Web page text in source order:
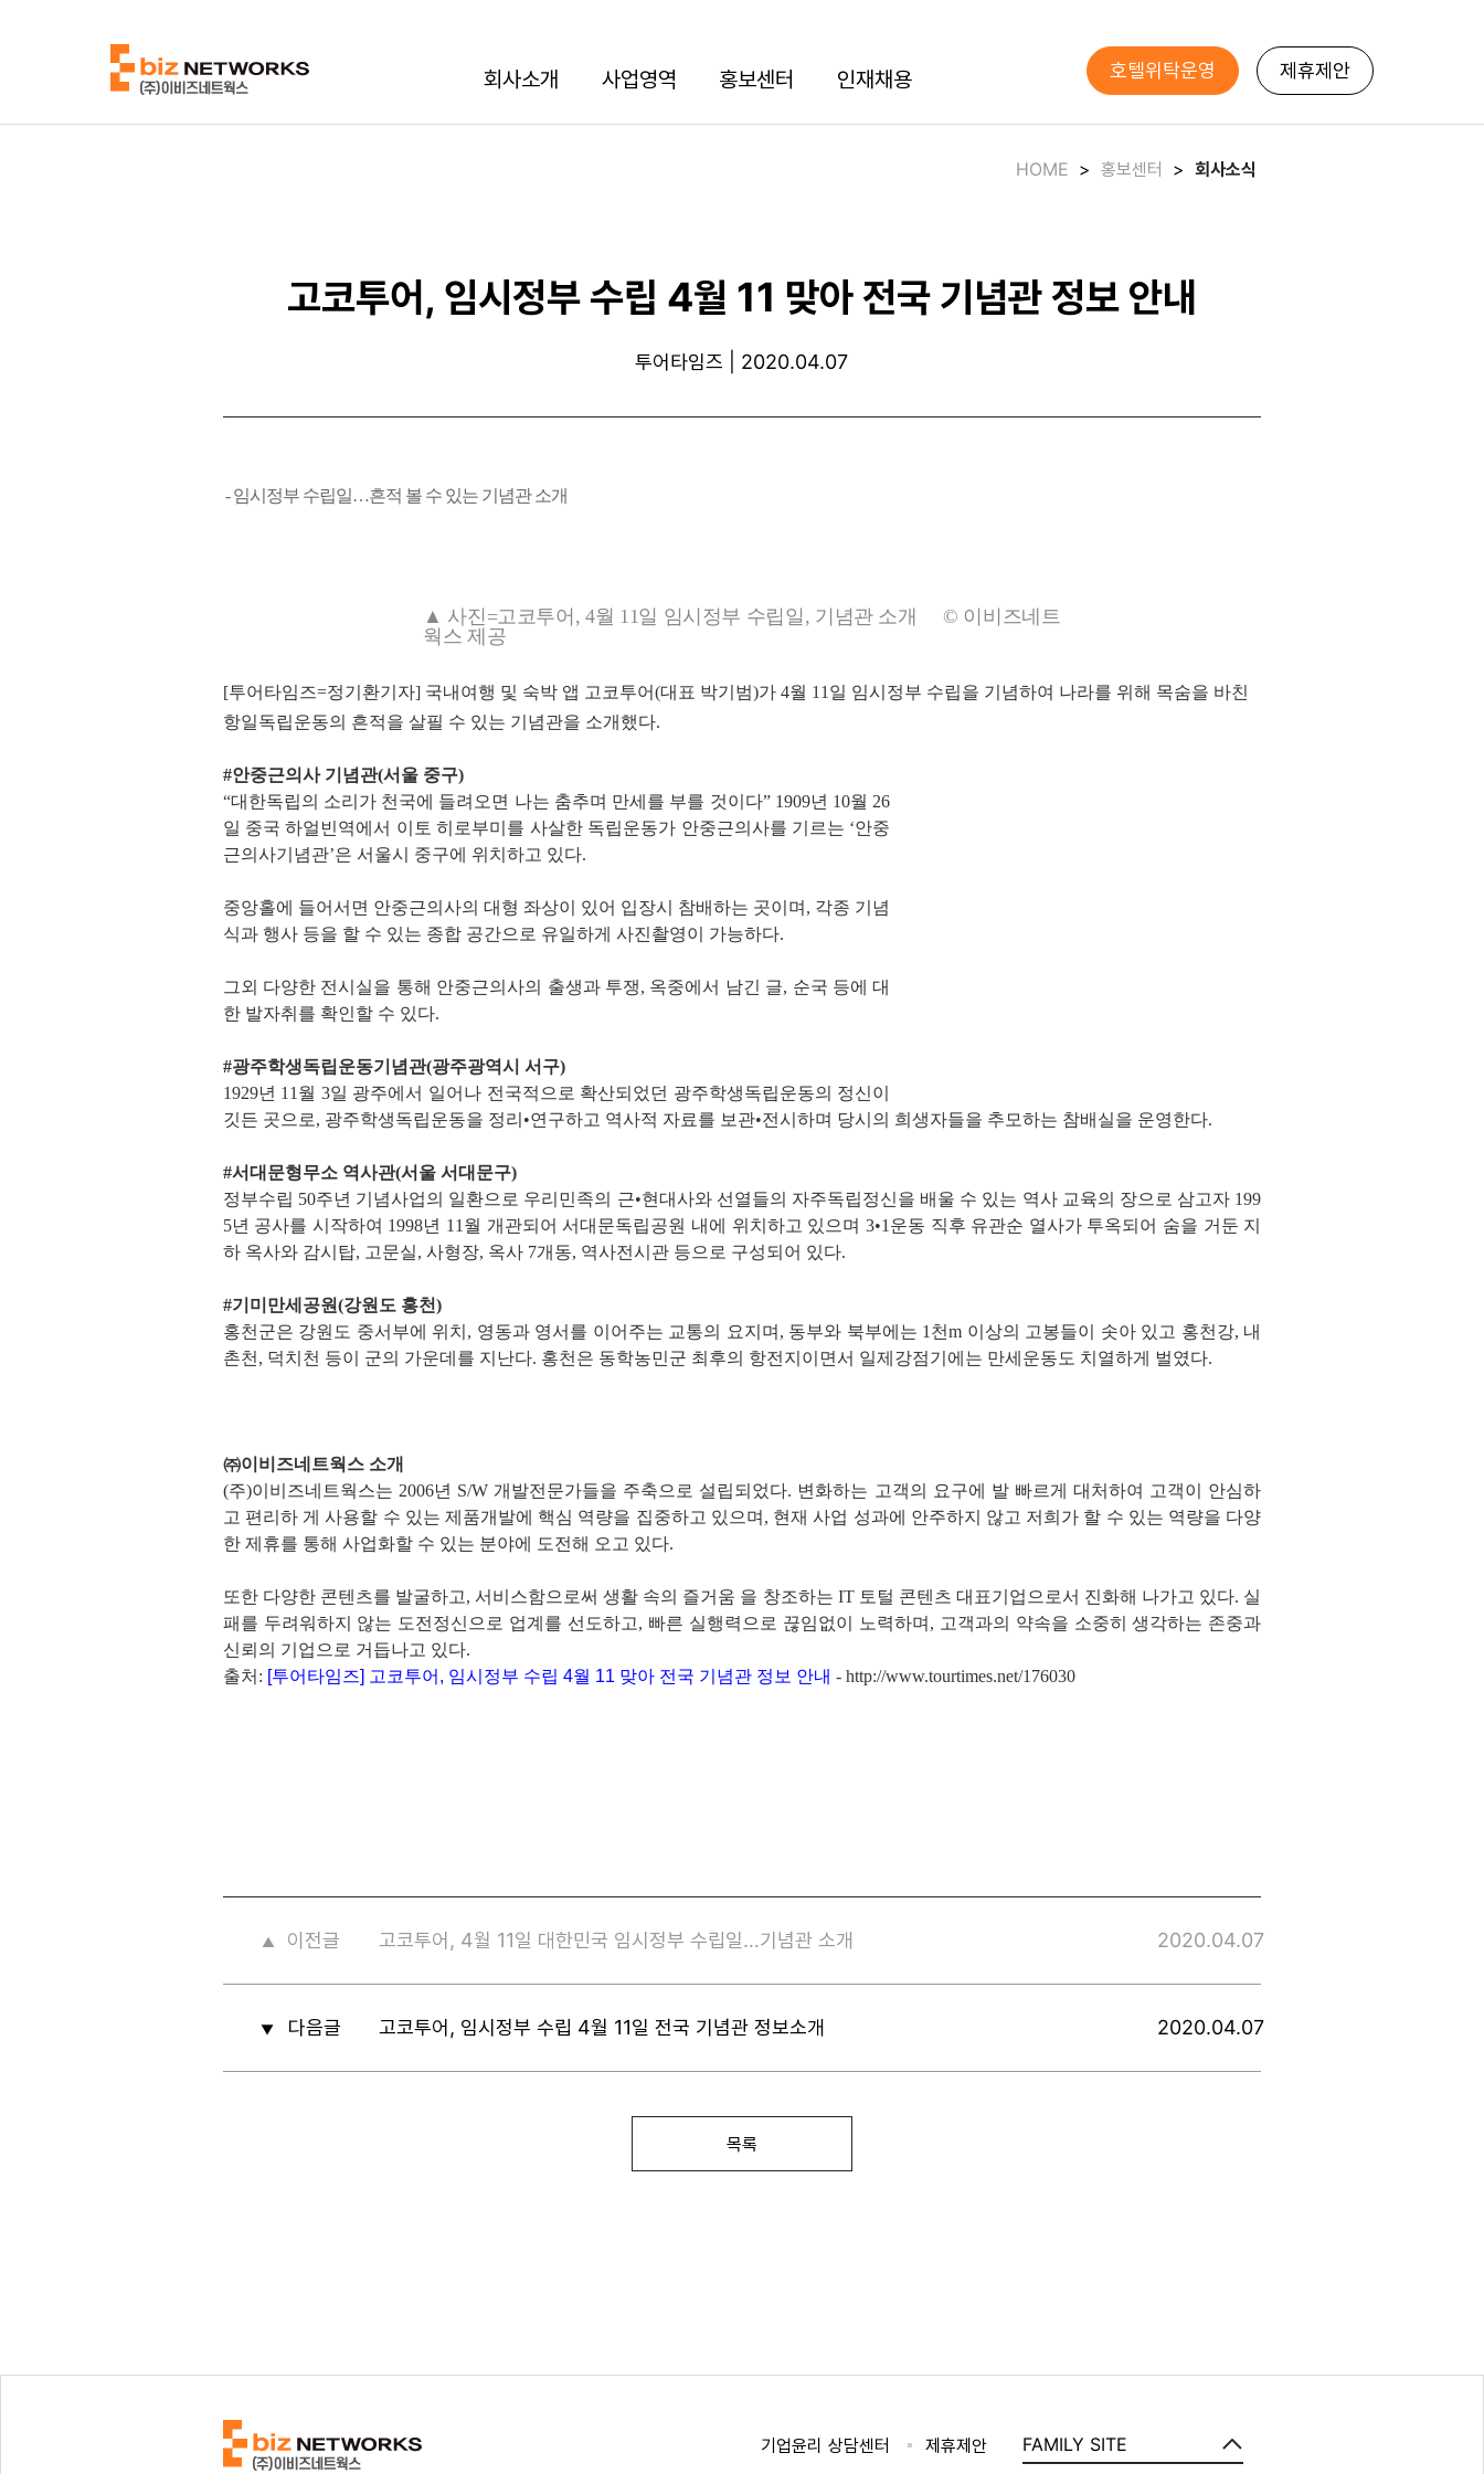
회사소개 사업영역 홍보센터 인재채용 호텔위탁운영 제휴제안
HOME > 홍보센터 > 회사소식
고코투어, 임시정부 수립 4월 11 맞아 전국 기념관 정보 안내
투어타임즈 | 2020.04.07
- 임시정부 수립일…흔적 볼 수 있는 기념관 소개
▲ 사진=고코투어, 4월 11일 임시정부 수립일, 기념관 소개 © 이비즈네트
웍스 제공
[투어타임즈=정기환기자] 국내여행 및 숙박 앱 고코투어(대표 박기범)가 4월 11일 임시정부 수립을 기념하여 나라를 위해 목숨을 바친
항일독립운동의 흔적을 살필 수 있는 기념관을 소개했다.
#안중근의사 기념관(서울 중구)
“대한독립의 소리가 천국에 들려오면 나는 춤추며 만세를 부를 것이다” 1909년 10월 26
일 중국 하얼빈역에서 이토 히로부미를 사살한 독립운동가 안중근의사를 기르는 ‘안중
근의사기념관’은 서울시 중구에 위치하고 있다.
중앙홀에 들어서면 안중근의사의 대형 좌상이 있어 입장시 참배하는 곳이며, 각종 기념
식과 행사 등을 할 수 있는 종합 공간으로 유일하게 사진촬영이 가능하다.
그외 다양한 전시실을 통해 안중근의사의 출생과 투쟁, 옥중에서 남긴 글, 순국 등에 대
한 발자취를 확인할 수 있다.
#광주학생독립운동기념관(광주광역시 서구)
1929년 11월 3일 광주에서 일어나 전국적으로 확산되었던 광주학생독립운동의 정신이
깃든 곳으로, 광주학생독립운동을 정리•연구하고 역사적 자료를 보관•전시하며 당시의 희생자들을 추모하는 참배실을 운영한다.
#서대문형무소 역사관(서울 서대문구)
정부수립 50주년 기념사업의 일환으로 우리민족의 근•현대사와 선열들의 자주독립정신을 배울 수 있는 역사 교육의 장으로 삼고자 199
5년 공사를 시작하여 1998년 11월 개관되어 서대문독립공원 내에 위치하고 있으며 3•1운동 직후 유관순 열사가 투옥되어 숨을 거둔 지
하 옥사와 감시탑, 고문실, 사형장, 옥사 7개동, 역사전시관 등으로 구성되어 있다.
#기미만세공원(강원도 홍천)
홍천군은 강원도 중서부에 위치, 영동과 영서를 이어주는 교통의 요지며, 동부와 북부에는 1천m 이상의 고봉들이 솟아 있고 홍천강, 내
촌천, 덕치천 등이 군의 가운데를 지난다. 홍천은 동학농민군 최후의 항전지이면서 일제강점기에는 만세운동도 치열하게 벌였다.
㈜이비즈네트웍스 소개
(주)이비즈네트웍스는 2006년 S/W 개발전문가들을 주축으로 설립되었다. 변화하는 고객의 요구에 발 빠르게 대처하여 고객이 안심하
고 편리하 게 사용할 수 있는 제품개발에 핵심 역량을 집중하고 있으며, 현재 사업 성과에 안주하지 않고 저희가 할 수 있는 역량을 다양
한 제휴를 통해 사업화할 수 있는 분야에 도전해 오고 있다.
또한 다양한 콘텐츠를 발굴하고, 서비스함으로써 생활 속의 즐거움 을 창조하는 IT 토털 콘텐츠 대표기업으로서 진화해 나가고 있다. 실
패를 두려워하지 않는 도전정신으로 업계를 선도하고, 빠른 실행력으로 끊임없이 노력하며, 고객과의 약속을 소중히 생각하는 존중과
신뢰의 기업으로 거듭나고 있다.
출처: [투어타임즈] 고코투어, 임시정부 수립 4월 11 맞아 전국 기념관 정보 안내 - http://www.tourtimes.net/176030
▲ 이전글 고코투어, 4월 11일 대한민국 임시정부 수립일…기념관 소개 2020.04.07
▼ 다음글 고코투어, 임시정부 수립 4월 11일 전국 기념관 정보소개 2020.04.07
목록
기업윤리 상담센터 제휴제안 FAMILY SITE